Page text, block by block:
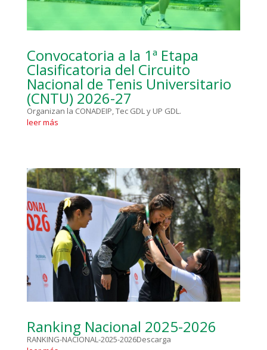
Convocatoria a la 1ª Etapa
Clasificatoria del Circuito
Nacional de Tenis Universitario
(CNTU) 2026-27
Organizan la CONADEIP, Tec GDL y UP GDL.
leer más
Ranking Nacional 2025-2026
RANKING-NACIONAL-2025-2026Descarga